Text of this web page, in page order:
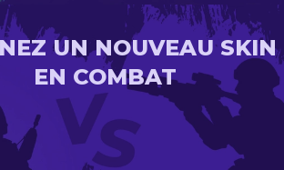
UN NOUVEAU SKIN
EN COMBAT